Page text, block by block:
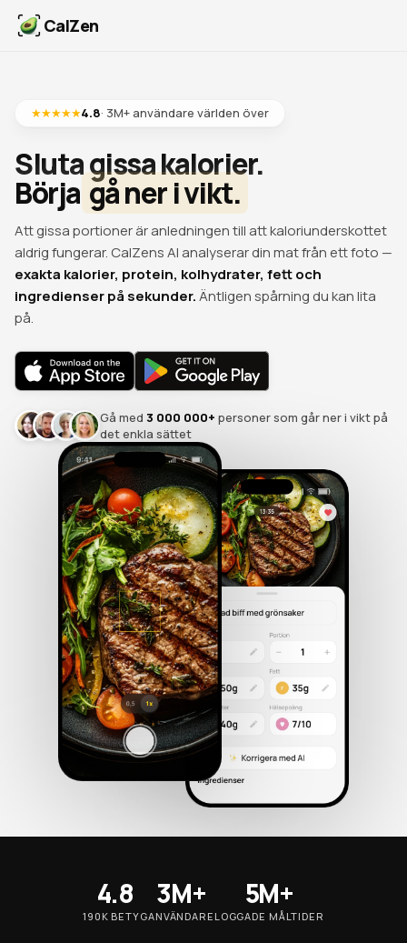
CalZen
★★★★★4.8· 3M+ användare världen över
Sluta gissa kalorier.
Börja gå ner i vikt.
Att gissa portioner är anledningen till att kaloriunderskottet
aldrig fungerar. CalZens AI analyserar din mat från ett foto —
exakta kalorier, protein, kolhydrater, fett och
ingredienser på sekunder.Äntligen spårning du kan lita
på.
Gå med 3 000 000+ personer som går ner i vikt på
det enkla sättet
4.8
190K BETYG
3M+
ANVÄNDARE
5M+
LOGGADE MÅLTIDER